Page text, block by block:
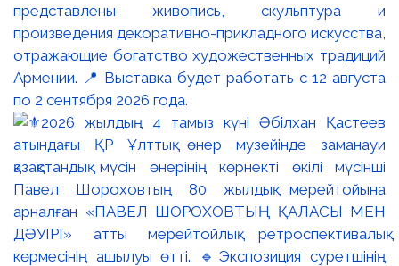
представлены живопись, скульптура и
произведения декоративно-прикладного искусства,
отражающие богатство художественных традиций
Армении. 📍 Выставка будет работать с 12 августа
по 2 сентября 2026 года.